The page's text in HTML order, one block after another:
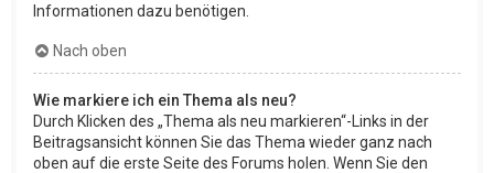
Informationen dazu benötigen.
Nach oben
Wie markiere ich ein Thema als neu?
Durch Klicken des „Thema als neu markieren“-Links in der
Beitragsansicht können Sie das Thema wieder ganz nach
oben auf die erste Seite des Forums holen. Wenn Sie den